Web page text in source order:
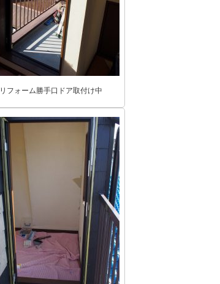
リフォーム勝手口ドア取付け中